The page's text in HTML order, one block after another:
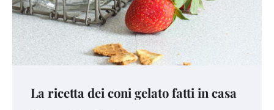
La ricetta dei coni gelato fatti in casa